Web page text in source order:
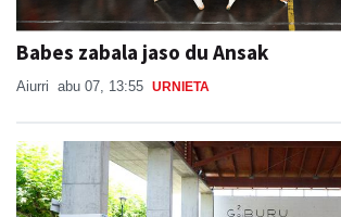
Babes zabala jaso du Ansak
Aiurri abu 07, 13:55 URNIETA